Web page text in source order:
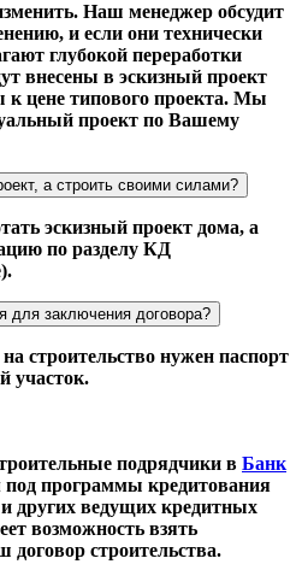
Наш менеджер обсудит
и если они технически
глубокой переработки
внесены в эскизный проект
к цене типового проекта. Мы
проект по Вашему
а строить своими силами?
эскизный проект дома, а
по разделу КД
для заключения договора?
строительство нужен паспорт
участок.
подрядчики в Банк
под программы кредитования
других ведущих кредитных
возможность взять
строительства.